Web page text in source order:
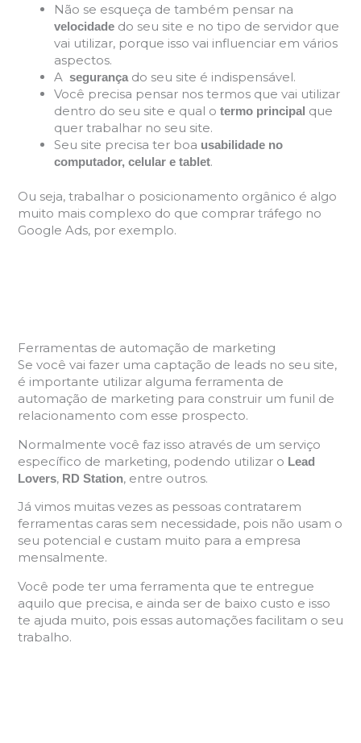
Não se esqueça de também pensar na
velocidade do seu site e no tipo de servidor que
vai utilizar, porque isso vai influenciar em vários
aspectos.
A segurançado seu site é indispensável.
Você precisa pensar nos termos que vai utilizar
dentro do seu site e qual o termo principal que
quer trabalhar no seu site.
Seu site precisa ter boa usabilidade no
computador, celular e tablet.
Ou seja, trabalhar o posicionamento orgânico é algo
muito mais complexo do que comprar tráfego no
Google Ads, por exemplo.
Ferramentas de automação de marketing
Se você vai fazer uma captação de leads no seu site,
é importante utilizar alguma ferramenta de
automação de marketing para construir um funil de
relacionamento com esse prospecto.
Normalmente você faz isso através de um serviço
específico de marketing, podendo utilizar o Lead
Lovers, RD Station, entre outros.
Já vimos muitas vezes as pessoas contratarem
ferramentas caras sem necessidade, pois não usam o
seu potencial e custam muito para a empresa
mensalmente.
Você pode ter uma ferramenta que te entregue
aquilo que precisa, e ainda ser de baixo custo e isso
te ajuda muito, pois essas automações facilitam o seu
trabalho.